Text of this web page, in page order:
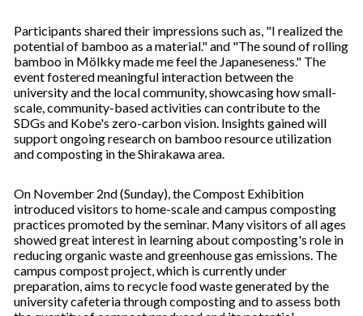
Participants shared their impressions such as, "I realized the
potential of bamboo as a material." and "The sound of rolling
bamboo in Mölkky made me feel the Japaneseness." The
event fostered meaningful interaction between the
university and the local community, showcasing how small-
scale, community-based activities can contribute to the
SDGs and Kobe's zero-carbon vision. Insights gained will
support ongoing research on bamboo resource utilization
and composting in the Shirakawa area.
On November 2nd (Sunday), the Compost Exhibition
introduced visitors to home-scale and campus composting
practices promoted by the seminar. Many visitors of all ages
showed great interest in learning about composting's role in
reducing organic waste and greenhouse gas emissions. The
campus compost project, which is currently under
preparation, aims to recycle food waste generated by the
university cafeteria through composting and to assess both